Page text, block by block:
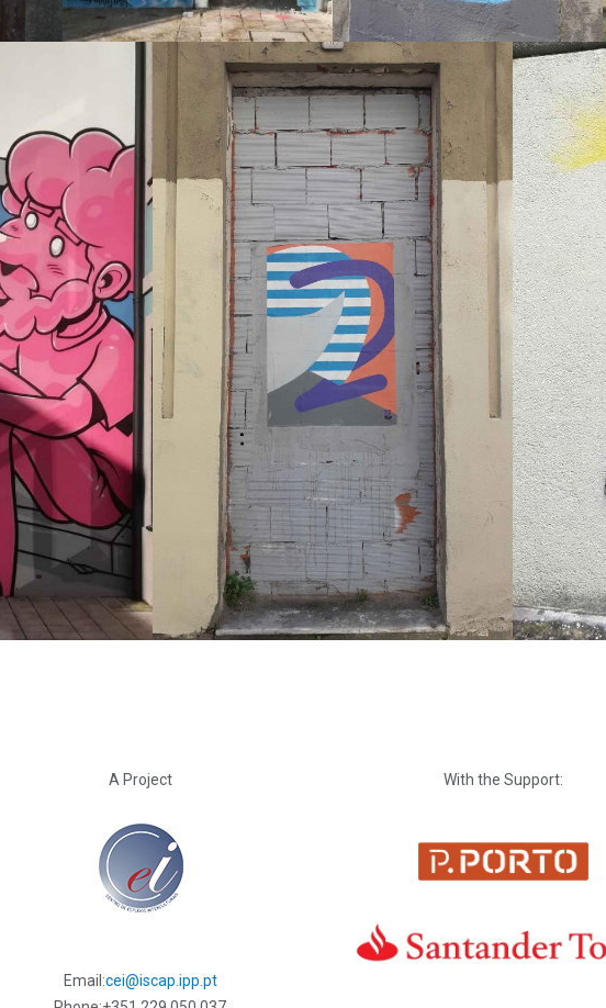
A Project
Email:cei@iscap.ipp.pt
With the Support: